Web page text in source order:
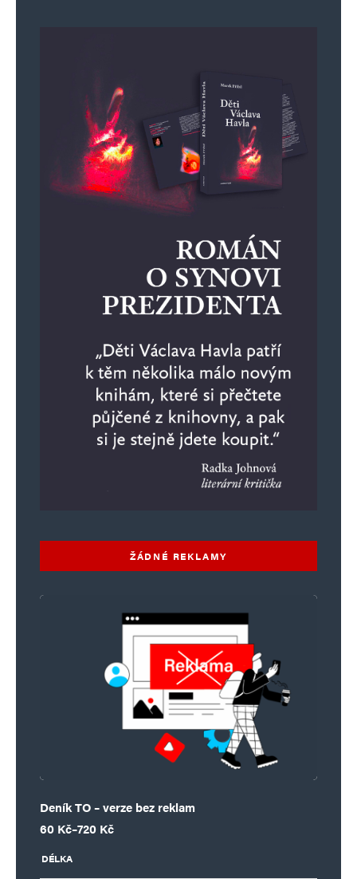
Informujte mě o nových komentářích e-mailem.
Informujte mě o nových příspěvcích e-mailem.
Alternative:
ŽÁDNÉ REKLAMY
Deník TO – verze bez reklam
60 Kč–720 Kč
Rozpětí cen: 60 Kč až 720 Kč
DÉLKA